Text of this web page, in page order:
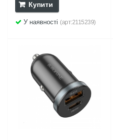
Купити
У наявності (арт:2115239)